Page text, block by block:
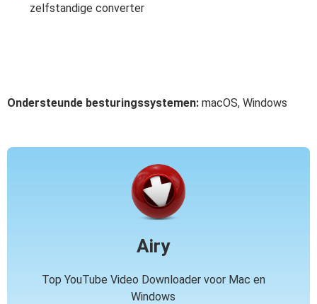
zelfstandige converter
Ondersteunde besturingssystemen: macOS, Windows
Airy
Top YouTube Video Downloader voor Mac en
Windows